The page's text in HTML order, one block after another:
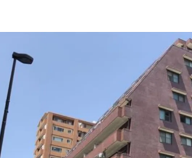
★稀有★大阪市中央區_獨棟民
宿